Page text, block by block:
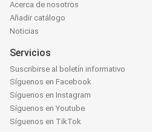
Acerca de nosotros
Añadir catálogo
Noticias
Servicios
Suscribirse al boletín informativo
Síguenos en Facebook
Síguenos en Instagram
Síguenos en Youtube
Síguenos en TikTok